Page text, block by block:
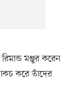
মঞ্জুর করেন
করে তাঁদের